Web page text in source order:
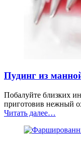
Пудинг из
Побалуйте близких
приготовив нежный
Читать далее“Пудинг
манной
…